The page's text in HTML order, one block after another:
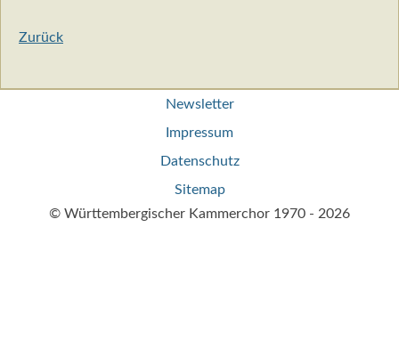
Zurück
Newsletter
Impressum
Datenschutz
Sitemap
© Württembergischer Kammerchor 1970 - 2026